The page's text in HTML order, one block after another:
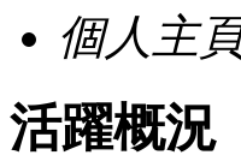
個人主
活躍概況